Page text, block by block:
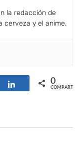
la redacción de
cerveza y el anime.
Compartir0
COMPARTIR